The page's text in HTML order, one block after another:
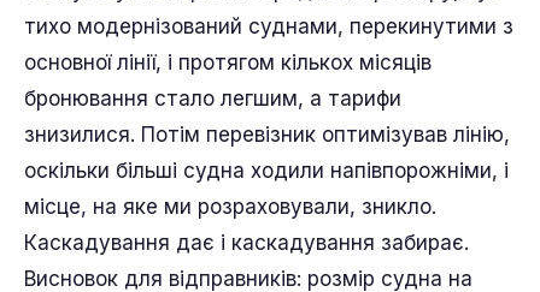
тихо модернізований суднами, перекинутими з
основної лінії, і протягом кількох місяців
бронювання стало легшим, а тарифи
знизилися. Потім перевізник оптимізував лінію,
оскільки більші судна ходили напівпорожніми, і
місце, на яке ми розраховували, зникло.
Каскадування дає і каскадування забирає.
Висновок для відправників: розмір судна на